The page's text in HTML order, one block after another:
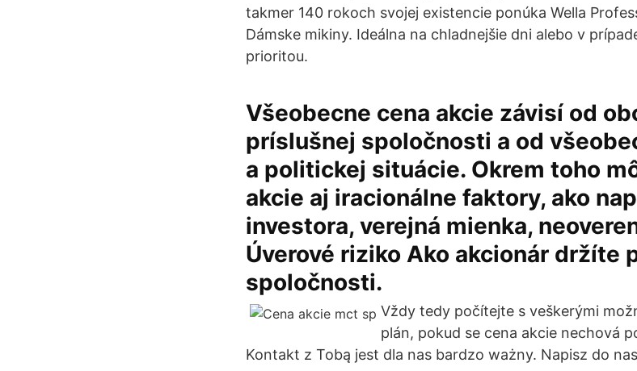
takmer 140 rokoch svojej existencie ponúka Wella
Dámske mikiny. Ideálna na chladnejšie dni alebo v
prioritou.
Všeobecne cena akcie závisí od
príslušnej spoločnosti a od
a politickej situácie. Okrem toho
akcie aj iracionálne faktory, ako
investora, verejná mienka,
Úverové riziko Ako akcionár držíte
spoločnosti.
Vždy tedy počítejte s veškerými
plán, pokud se cena akcie nechová
Kontakt z Tobą jest dla nas bardzo ważny. Napisz do